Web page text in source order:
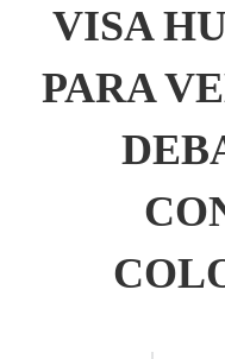
VISA
PARA